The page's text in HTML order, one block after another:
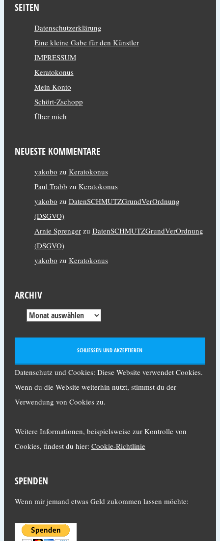
SEITEN
Datenschutzerklärung
Eine kleine Gabe für den Künstler
IMPRESSUM
Keratokonus
Mein Konto
Schört-Zschopp
Über mich
NEUESTE KOMMENTARE
yakobo zu Keratokonus
Paul Trabb zu Keratokonus
yakobo zu DatenSCHMUTZGrundVerOrdnung
(DSGVO)
Arnie Sprengerzu DatenSCHMUTZGrundVerOrdnung
(DSGVO)
yakobo zu Keratokonus
ARCHIV
Datenschutz und Cookies: Diese Website verwendet Cookies.
Wenn du die Website weiterhin nutzt, stimmst du der
Verwendung von Cookies zu.
Weitere Informationen, beispielsweise zur Kontrolle von
Cookies, findest du hier: Cookie-Richtlinie
SPENDEN
Wenn mir jemand etwas Geld zukommen lassen möchte: